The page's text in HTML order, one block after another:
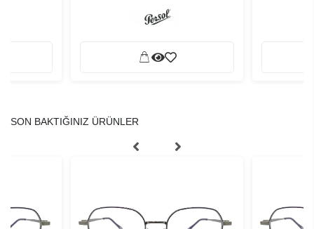
SON BAKTIĞINIZ ÜRÜNLER